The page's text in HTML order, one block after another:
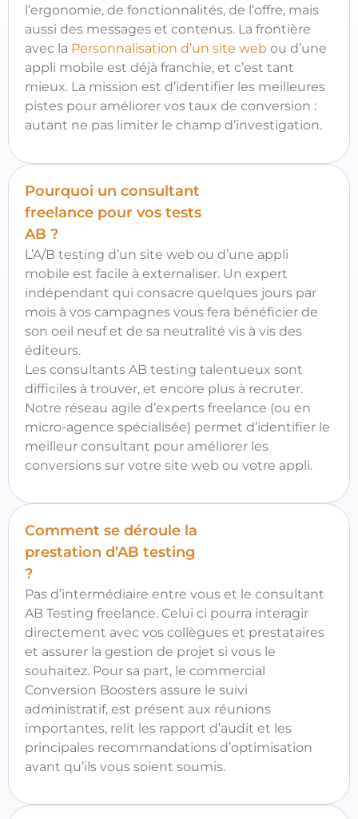
l’ergonomie, de fonctionnalités, de l’offre, mais
aussi des messages et contenus. La frontière
avec la Personnalisation d’un site web ou d’une
appli mobile est déjà franchie, et c’est tant
mieux. La mission est d’identifier les meilleures
pistes pour améliorer vos taux de conversion :
autant ne pas limiter le champ d’investigation.
Pourquoi un consultant
freelance pour vos tests
AB ?
L’A/B testing d’un site web ou d’une appli
mobile est facile à externaliser. Un expert
indépendant qui consacre quelques jours par
mois à vos campagnes vous fera bénéficier de
son oeil neuf et de sa neutralité vis à vis des
éditeurs.
Les consultants AB testing talentueux sont
difficiles à trouver, et encore plus à recruter.
Notre réseau agile d’experts freelance (ou en
micro-agence spécialisée) permet d’identifier le
meilleur consultant pour améliorer les
conversions sur votre site web ou votre appli.
Comment se déroule la
prestation d’AB testing
?
Pas d’intermédiaire entre vous et le consultant
AB Testing freelance. Celui ci pourra interagir
directement avec vos collègues et prestataires
et assurer la gestion de projet si vous le
souhaitez. Pour sa part, le commercial
Conversion Boosters assure le suivi
administratif, est présent aux réunions
importantes, relit les rapport d’audit et les
principales recommandations d’optimisation
avant qu’ils vous soient soumis.